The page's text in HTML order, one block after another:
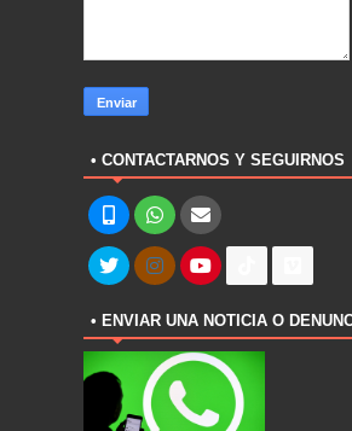
• CONTACTARNOS Y SEGUIRNOS
• ENVIAR UNA NOTICIA O